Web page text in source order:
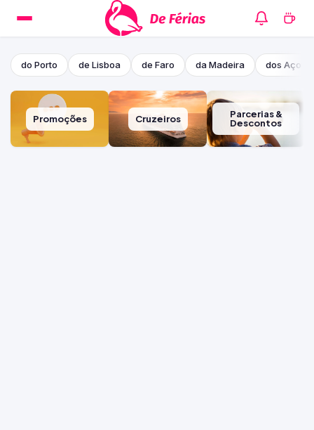
do Porto de Lisboa de Faro da Madeira dos
Promoções Cruzeiros
Parcerias &
Descontos